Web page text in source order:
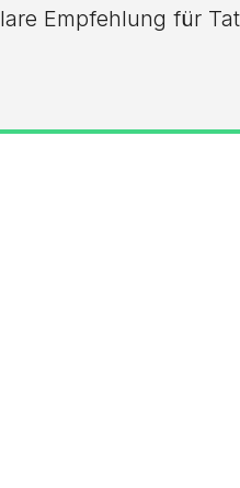
Empfehlung für